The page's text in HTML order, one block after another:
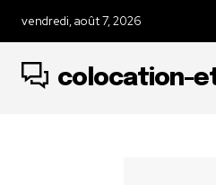
vendredi, août 7, 2026
colocation-